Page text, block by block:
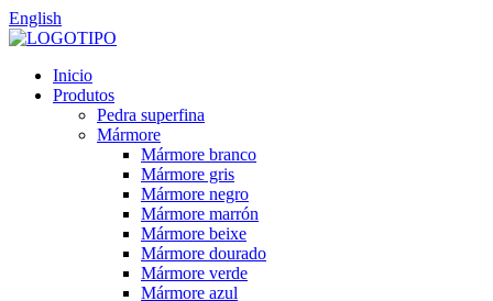
English
Inicio
Produtos
Pedra superfina
Mármore
Mármore branco
Mármore gris
Mármore negro
Mármore marrón
Mármore beixe
Mármore dourado
Mármore verde
Mármore azul